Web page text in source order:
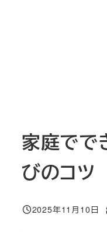
家庭でで
びのコ
投稿日
2025年11月10日